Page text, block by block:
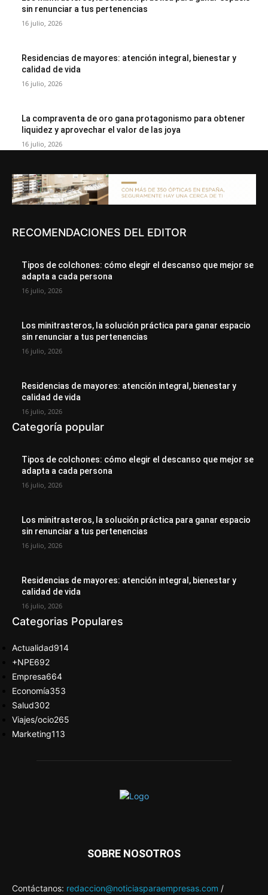
sin renunciar a tus pertenencias
16 julio, 2026
Residencias de mayores: atención integral, bienestar y
calidad de vida
16 julio, 2026
La compraventa de oro gana protagonismo para obtener
liquidez y aprovechar el valor de las joya
16 julio, 2026
RECOMENDACIONES DEL EDITOR
Tipos de colchones: cómo elegir el descanso que mejor se
adapta a cada persona
16 julio, 2026
Los minitrasteros, la solución práctica para ganar espacio
sin renunciar a tus pertenencias
16 julio, 2026
Residencias de mayores: atención integral, bienestar y
calidad de vida
16 julio, 2026
Categoría popular
Tipos de colchones: cómo elegir el descanso que mejor se
adapta a cada persona
16 julio, 2026
Los minitrasteros, la solución práctica para ganar espacio
sin renunciar a tus pertenencias
16 julio, 2026
Residencias de mayores: atención integral, bienestar y
calidad de vida
16 julio, 2026
Categorias Populares
Actualidad914
+NPE692
Empresa664
Economía353
Salud302
Viajes/ocio265
Marketing113
SOBRE NOSOTROS
Contáctanos: redaccion@noticiasparaempresas.com /